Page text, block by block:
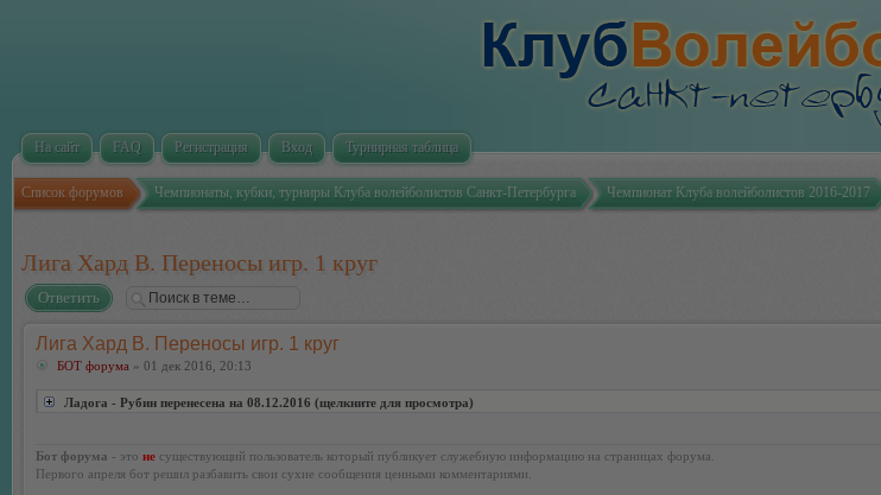
На сайт FAQ Регистрация Вход Турнирная таблица
Список форумов Чемпионаты, кубки, турниры Клуба волейболистов Санкт-Петербурга Чемпионат Клуба волейболистов 2016-2017
Лига Хард В. Переносы игр. 1 круг
Ответить
Лига Хард В. Переносы игр. 1 круг
БОТ форума » 01 дек 2016, 20:13
Ладога - Рубин перенесена на 08.12.2016 (щелкните для просмотра)
Бот форума - это не существующий пользователь который публикует служебную информацию на страницах форума.
Первого апреля бот решил разбавить свои сухие сообщения ценными комментариями.